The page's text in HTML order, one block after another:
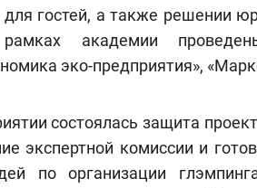
для гостей, а также решении
академии
эко-предприятия»,
состоялась защита
экспертной комиссии и
по организации